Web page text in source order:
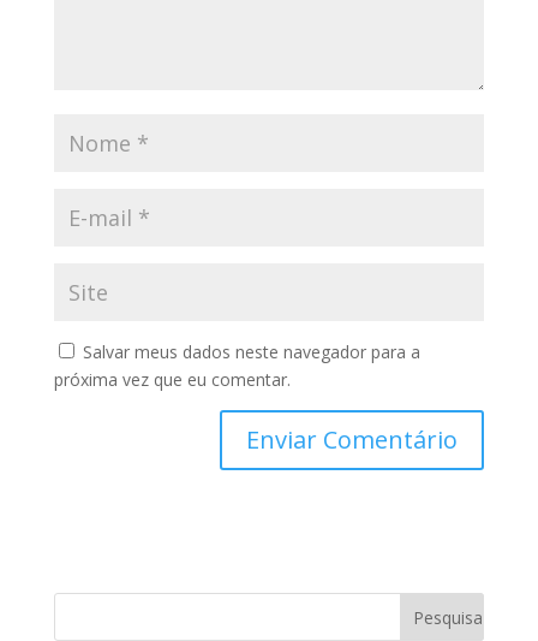
Salvar meus dados neste navegador para a
próxima vez que eu comentar.